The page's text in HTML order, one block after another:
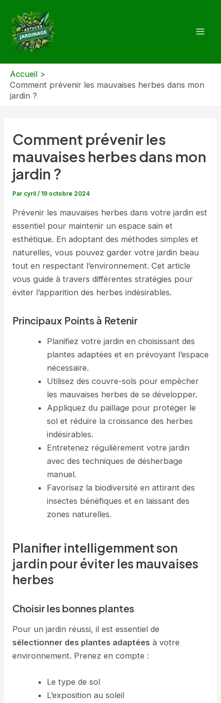
contenu
Accueil
Comment prévenir les mauvaises herbes dans mon
jardin ?
Comment prévenir les
mauvaises herbes dans mon
jardin ?
Par cyril/ 19 octobre 2024
Prévenir les mauvaises herbes dans votre jardin est
essentiel pour maintenir un espace sain et
esthétique. En adoptant des méthodes simples et
naturelles, vous pouvez garder votre jardin beau
tout en respectant l’environnement. Cet article
vous guide à travers différentes stratégies pour
éviter l’apparition des herbes indésirables.
Principaux Points à Retenir
Planifiez votre jardin en choisissant des
plantes adaptées et en prévoyant l’espace
nécessaire.
Utilisez des couvre-sols pour empêcher
les mauvaises herbes de se développer.
Appliquez du paillage pour protéger le
sol et réduire la croissance des herbes
indésirables.
Entretenez régulièrement votre jardin
avec des techniques de désherbage
manuel.
Favorisez la biodiversité en attirant des
insectes bénéfiques et en laissant des
zones naturelles.
Planifier intelligemment son
jardin pour éviter les mauvaises
herbes
Choisir les bonnes plantes
Pour un jardin réussi, il est essentiel de
sélectionner des plantes adaptées à votre
environnement. Prenez en compte :
Le type de sol
L’exposition au soleil